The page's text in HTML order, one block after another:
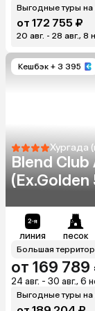
Выгодные туры
от 172 755 ₽
20 авг. - 28 авг., 8
Кешбэк + 3 395
Хургада
Blend Club
(Ex.Golden
линия песок
Большая
от 169 789
24 авг. - 30 авг., 6
Выгодные туры